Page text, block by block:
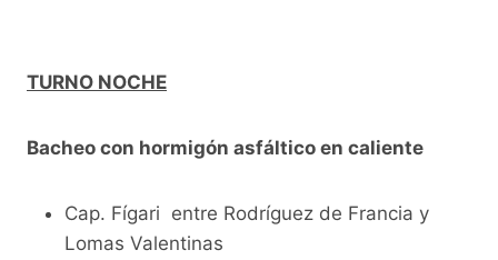
TURNO NOCHE
Bacheo con hormigón asfáltico en caliente
Cap. Fígari entre Rodríguez de Francia y
Lomas Valentinas